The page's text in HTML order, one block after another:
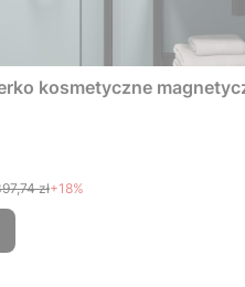
kosmetyczne
zł+18%